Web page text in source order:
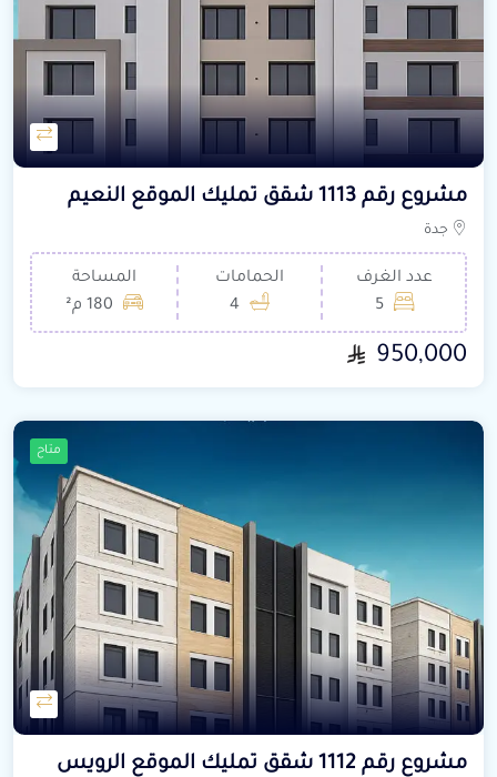
مشروع رقم 1113 شقق تمليك الموقع النعيم
جدة
عدد الغرف
5
الحمامات
4
المساحة
180 م²
950,000
متاح
مشروع رقم 1112 شقق تمليك الموقع الرويس